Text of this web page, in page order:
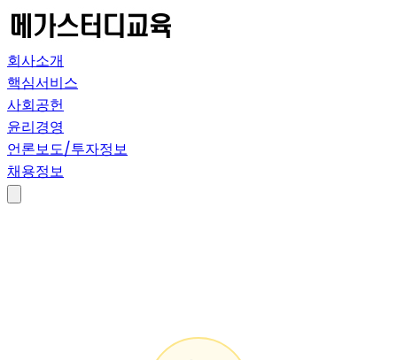
회사소개
핵심서비스
사회공헌
윤리경영
언론보도/투자정보
채용정보